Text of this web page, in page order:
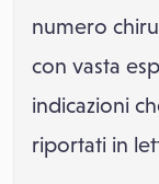
numero
con vasta
indicazioni
riportati in